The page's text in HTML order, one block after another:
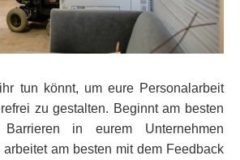
tun könnt, um eure Personalarbeit
zu gestalten. Beginnt am besten
in eurem Unternehmen
am besten mit dem Feedback